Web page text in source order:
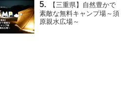
【三重県】自然豊かで
素敵な無料キャンプ場～須
原親水広場～